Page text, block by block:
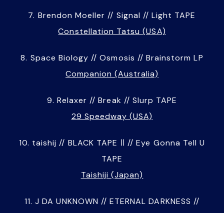
7. Brendon Moeller // Signal // Light TAPE
Constellation Tatsu (USA)
8. Space Biology // Osmosis // Brainstorm LP
Companion (Australia)
9. Relaxer // Break // Slurp TAPE
29 Speedway (USA)
10. taishij // BLACK TAPE Ⅱ // Eye Gonna Tell U
TAPE
Taishiji (Japan)
11. J DA UNKNOWN // ETERNAL DARKNESS //